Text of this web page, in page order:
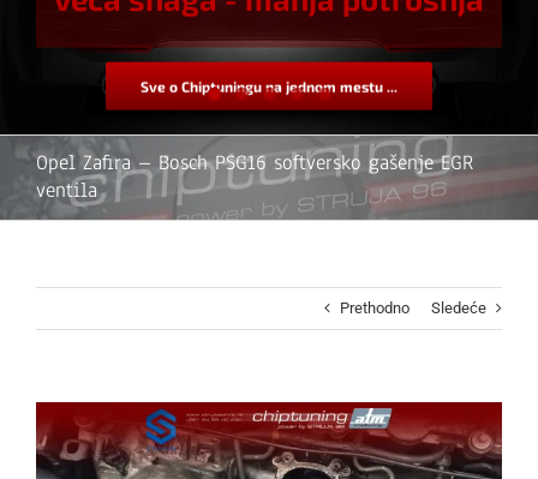
Sve o Chiptuningu na jednom mestu ...
Opel Zafira – Bosch PSG16 softversko gašenje EGR
ventila
Prethodno Sledeće